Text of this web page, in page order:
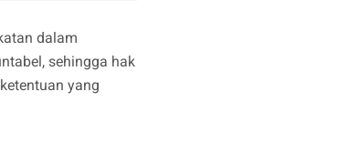
dalam
sehingga hak
yang